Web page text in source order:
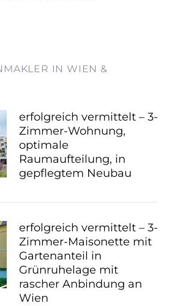
IN WIEN &
erfolgreich vermittelt – 3-
Zimmer-Wohnung,
optimale
Raumaufteilung, in
gepflegtem Neubau
erfolgreich vermittelt – 3-
Zimmer-Maisonette mit
Gartenanteil in
Grünruhelage mit
rascher Anbindung an
Wien